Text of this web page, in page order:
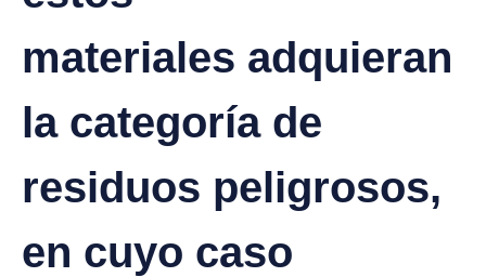
materiales adquieran
la categoría de
residuos peligrosos,
en cuyo caso